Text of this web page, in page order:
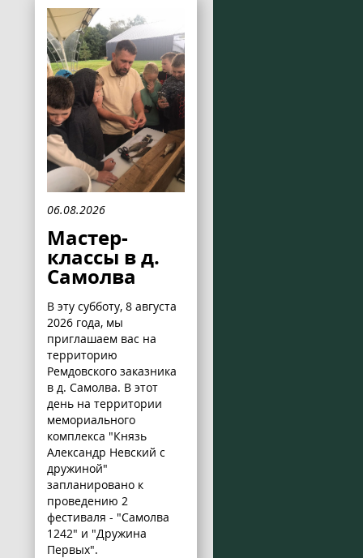
06.08.2026
Мастер-
классы в д.
Самолва
В эту субботу, 8 августа
2026 года, мы
приглашаем вас на
территорию
Ремдовского заказника
в д. Самолва. В этот
день на территории
мемориального
комплекса "Князь
Александр Невский с
дружиной"
запланировано к
проведению 2
фестиваля - "Самолва
1242" и "Дружина
Первых".